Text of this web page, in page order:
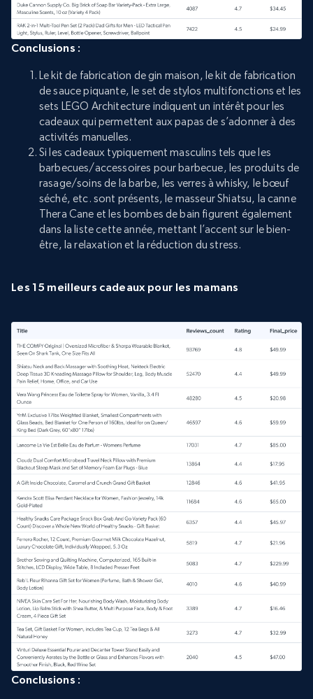
Conclusions :
Le kit de fabrication de gin maison, le kit de fabrication
de sauce piquante, le set de stylos multifonctions et les
sets LEGO Architecture indiquent un intérêt pour les
cadeaux qui permettent aux papas de s’adonner à des
activités manuelles.
Si les cadeaux typiquement masculins tels que les
barbecues/accessoires pour barbecue, les produits de
rasage/soins de la barbe, les verres à whisky, le bœuf
séché, etc. sont présents, le masseur Shiatsu, la canne
Thera Cane et les bombes de bain figurent également
dans la liste cette année, mettant l’accent sur le bien-
être, la relaxation et la réduction du stress.
Les 15 meilleurs cadeaux pour les mamans
Conclusions :